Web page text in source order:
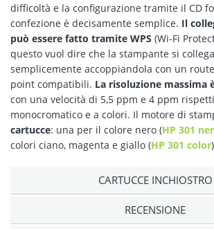
difficoltà e la configurazione tramite il CD
confezione è decisamente semplice. Il
può essere fatto tramite WPS (Wi-Fi
questo vuol dire che la stampante si
semplicemente accoppiandola con un
point compatibili. La risoluzione massima
con una velocità di 5,5 ppm e 4 ppm
monocromatico e a colori. Il motore di
cartucce: una per il colore nero (HP 301
colori ciano, magenta e giallo (HP 301 color
CARTUCCE INCHIOSTRO
RECENSIONE